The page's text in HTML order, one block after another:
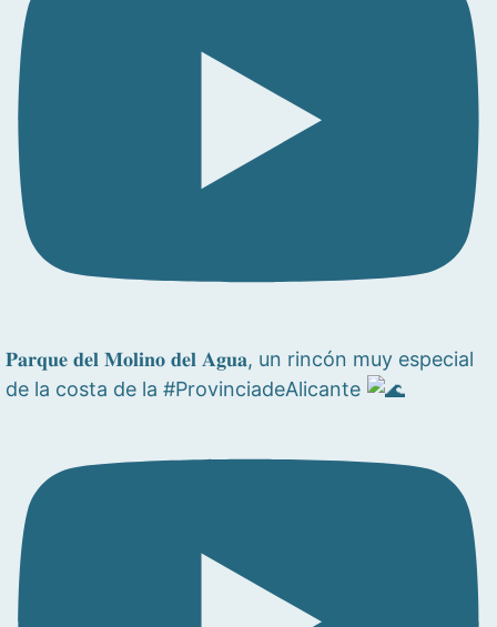
𝐏𝐚𝐫𝐪𝐮𝐞 𝐝𝐞𝐥 𝐌𝐨𝐥𝐢𝐧𝐨 𝐝𝐞𝐥 𝐀𝐠𝐮𝐚, un rincón muy especial
de la costa de la #ProvinciadeAlicante